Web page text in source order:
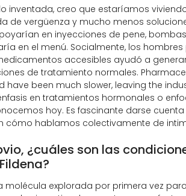
inventada, creo que estaríamos
de vergüenza y mucho menos
en inyecciones de pene,
en el menú. Socialmente, los
accesibles ayudó a
de tratamiento normales.
have been much slower, leaving the
en tratamientos hormonales o
hoy. Es fascinante darse
cómo hablamos colectivamente de
¿cuáles son las
molécula explorada por primera vez